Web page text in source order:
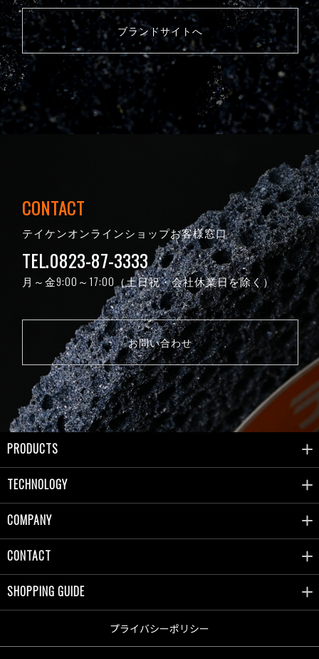
ブランドサイトへ
CONTACT
テイケンオンラインショップお客様窓口
TEL.0823-87-3333
月～金9:00～17:00（土日祝・会社休業日を除く）
お問い合わせ
PRODUCTS
TECHNOLOGY
COMPANY
CONTACT
SHOPPING GUIDE
プライバシーポリシー